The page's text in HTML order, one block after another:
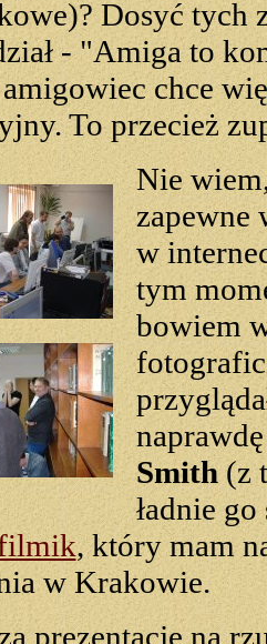
Dosyć tych
- "Amiga to
chce
To przecież
Nie
zapewne
w
tym
bowiem
Smith (z
ładnie
, który mam
w Krakowie.
prezentację na